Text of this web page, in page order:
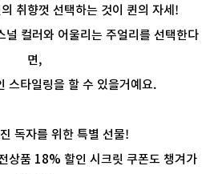
취향껏 선택하는 것이 퀸의 자세!
널 컬러와 어울리는 주얼리를 선택한다
면,
스타일링을 할 수 있을거예요.
독자를 위한 특별 선물!
상품 18% 할인 시크릿 쿠폰도 챙겨가